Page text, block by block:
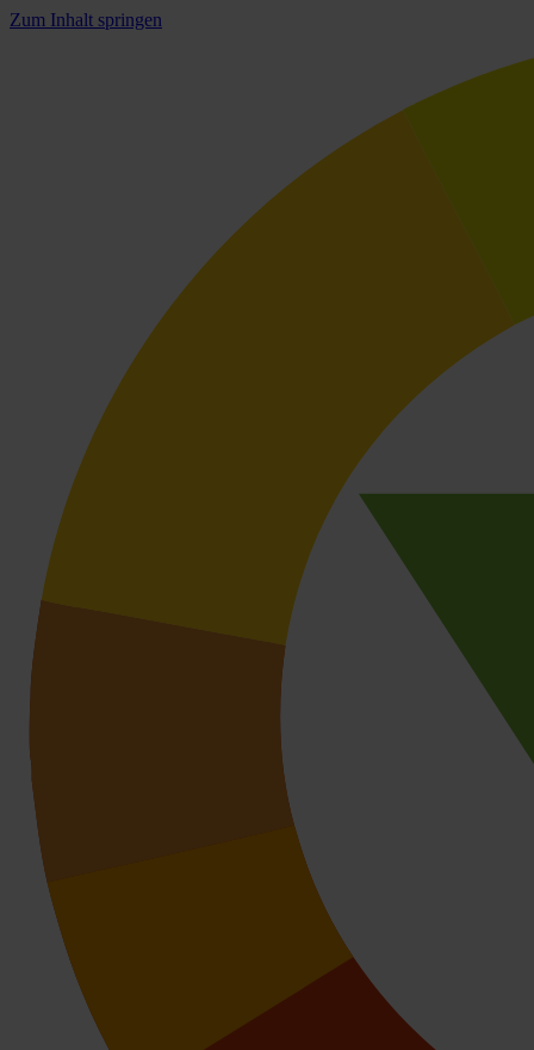
Zum Inhalt springen